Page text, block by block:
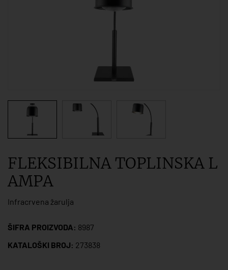
FLEKSIBILNA TOPLINSKA L
AMPA
Infracrvena žarulja
ŠIFRA PROIZVODA: 8987
KATALOŠKI BROJ: 273838